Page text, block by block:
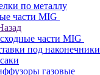
по металлу
части MIG
части MIG
под наконечники
газовые